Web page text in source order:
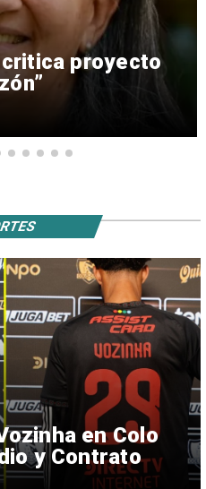
proyecto
en Colo
y Contrato